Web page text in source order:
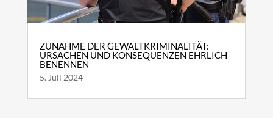
ZUNAHME DER GEWALTKRIMINALITÄT:
URSACHEN UND KONSEQUENZEN EHRLICH
BENENNEN
5. Juli 2024